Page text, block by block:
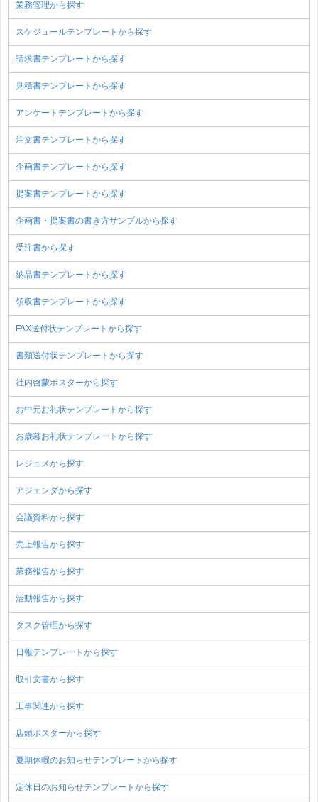
業務管理から探す
スケジュールテンプレートから探す
請求書テンプレートから探す
見積書テンプレートから探す
アンケートテンプレートから探す
注文書テンプレートから探す
企画書テンプレートから探す
提案書テンプレートから探す
企画書・提案書の書き方サンプルから探す
受注書から探す
納品書テンプレートから探す
領収書テンプレートから探す
FAX送付状テンプレートから探す
書類送付状テンプレートから探す
社内啓蒙ポスターから探す
お中元お礼状テンプレートから探す
お歳暮お礼状テンプレートから探す
レジュメから探す
アジェンダから探す
会議資料から探す
売上報告から探す
業務報告から探す
活動報告から探す
タスク管理から探す
日報テンプレートから探す
取引文書から探す
工事関連から探す
店頭ポスターから探す
夏期休暇のお知らせテンプレートから探す
定休日のお知らせテンプレートから探す